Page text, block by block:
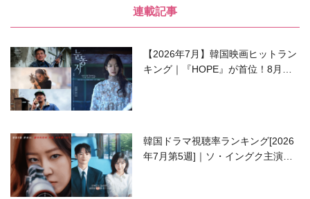
連載記事
【2026年7月】韓国映画ヒットラン
キング｜『HOPE』が首位！8月公
韓国ドラマ視聴率ランキング[2026
年7月第5週]｜ソ・イングク主演の